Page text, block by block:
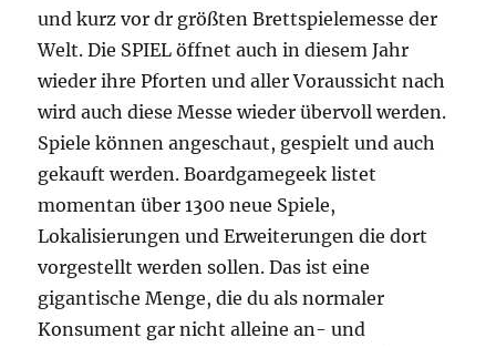
und kurz vor dr größten Brettspielemesse der
Welt. Die SPIEL öffnet auch in diesem Jahr
wieder ihre Pforten und aller Voraussicht nach
wird auch diese Messe wieder übervoll werden.
Spiele können angeschaut, gespielt und auch
gekauft werden. Boardgamegeek listet
momentan über 1300 neue Spiele,
Lokalisierungen und Erweiterungen die dort
vorgestellt werden sollen. Das ist eine
gigantische Menge, die du als normaler
Konsument gar nicht alleine an- und